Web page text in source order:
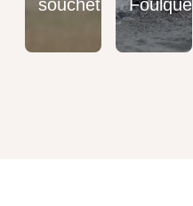
souchet
Foulque